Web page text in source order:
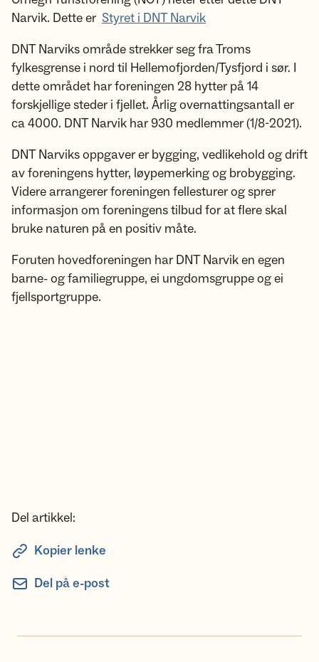
Narvik. Dette er Styret i DNT Narvik
DNT Narviks område strekker seg fra Troms
fylkesgrense i nord til Hellemofjorden/Tysfjord i sør. I
dette området har foreningen 28 hytter på 14
forskjellige steder i fjellet. Årlig overnattingsantall er
ca 4000. DNT Narvik har 930 medlemmer (1/8-2021).
DNT Narviks oppgaver er bygging, vedlikehold og drift
av foreningens hytter, løypemerking og brobygging.
Videre arrangerer foreningen fellesturer og sprer
informasjon om foreningens tilbud for at flere skal
bruke naturen på en positiv måte.
Foruten hovedforeningen har DNT Narvik en egen
barne- og familiegruppe, ei ungdomsgruppe og ei
fjellsportgruppe.
Del artikkel:
Kopier lenke
Del på e-post